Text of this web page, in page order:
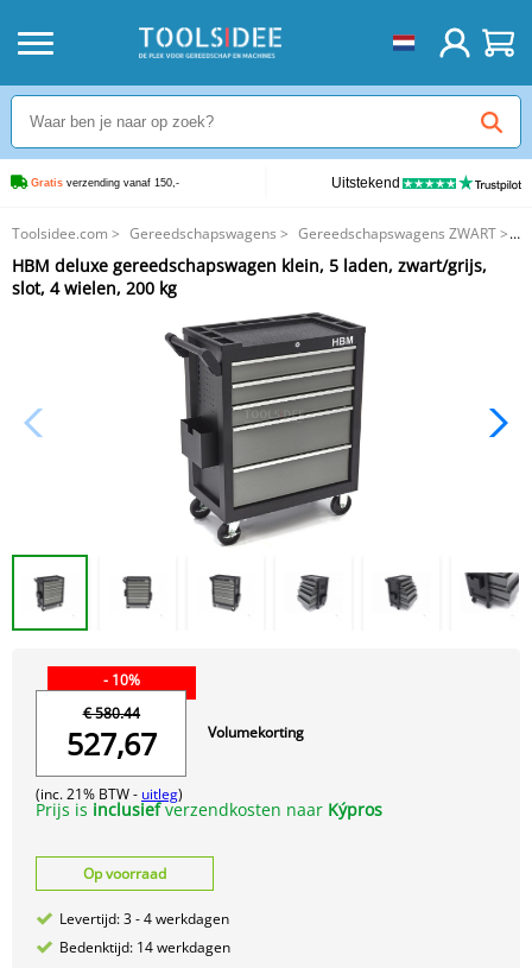
Gratis verzending vanaf 150,- Uitstekend
Toolsidee.com > Gereedschapswagens > Gereedschapswagens ZWART>
HBM deluxe gereedschapswagen klein, 5 laden, zwart/grijs, slot, 4 wielen,
200 kg
HBM deluxe gereedschapswagen klein, 5 laden, zwart/grijs,
slot, 4 wielen, 200 kg
- 10%
€ 580.44
527,67
(inc. 21% BTW - uitleg)
Volumekorting
Prijs is inclusiefverzendkosten naar Kýpros
Op voorraad
Levertijd: 3 - 4 werkdagen
Bedenktijd: 14 werkdagen